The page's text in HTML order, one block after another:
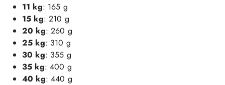
11 kg: 165 g
15 kg: 210 g
20 kg: 260 g
25 kg: 310 g
30 kg: 355 g
35 kg: 400 g
40 kg: 440 g